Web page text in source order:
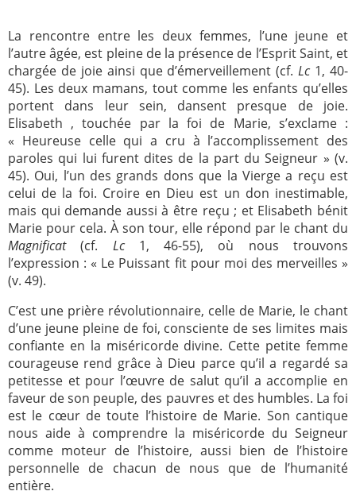
La rencontre entre les deux femmes, l’une jeune et
l’autre âgée, est pleine de la présence de l’Esprit Saint, et
chargée de joie ainsi que d’émerveillement (cf.Lc1, 40-
45). Les deux mamans, tout comme les enfants qu’elles
portent dans leur sein, dansent presque de joie.
Elisabeth , touchée par la foi de Marie, s’exclame :
« Heureuse celle qui a cru à l’accomplissement des
paroles qui lui furent dites de la part du Seigneur » (v.
45). Oui, l’un des grands dons que la Vierge a reçu est
celui de la foi. Croire en Dieu est un don inestimable,
mais qui demande aussi à être reçu ; et Elisabeth bénit
Marie pour cela. À son tour, elle répond par le chant du
Magnificat(cf. Lc1, 46-55), où nous trouvons
l’expression : « Le Puissant fit pour moi des merveilles »
(v. 49).
C’est une prière révolutionnaire, celle de Marie, le chant
d’une jeune pleine de foi, consciente de ses limites mais
confiante en la miséricorde divine. Cette petite femme
courageuse rend grâce à Dieu parce qu’il a regardé sa
petitesse et pour l’œuvre de salut qu’il a accomplie en
faveur de son peuple, des pauvres et des humbles. La foi
est le cœur de toute l’histoire de Marie. Son cantique
nous aide à comprendre la miséricorde du Seigneur
comme moteur de l’histoire, aussi bien de l’histoire
personnelle de chacun de nous que de l’humanité
entière.